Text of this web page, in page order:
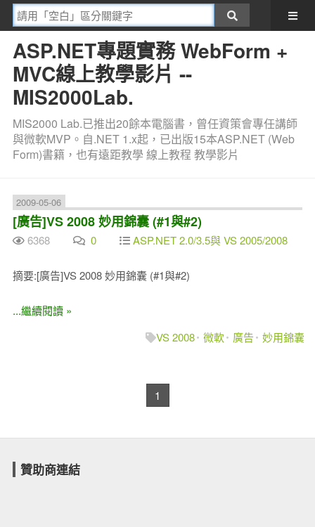
ASP.NET專題實務 WebForm +
MVC線上教學影片 --
MIS2000Lab.
MIS2000 Lab.已推出20餘本電腦書，曾任資策會專任講師
與微軟MVP。自.NET 1.x起，已出版15本ASP.NET (Web
Form)書籍，也有遠距教學 線上教程 教學影片
2009-05-06
[廣告]VS 2008 妙用錦囊 (#1與#2)
6368 0 ASP.NET 2.0/3.5與 VS 2005/2008
摘要:[廣告]VS 2008 妙用錦囊 (#1與#2)
...繼續閱讀 »
VS 2008 微軟 廣告 妙用錦囊
1
贊助商連結